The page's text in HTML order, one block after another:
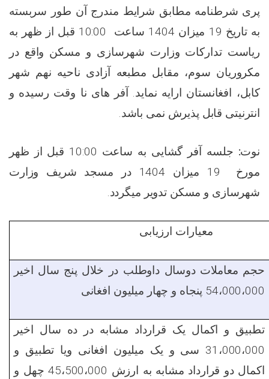
پری شرطنامه مطابق شرایط مندرج آن طور سربسته
به تاریخ 19 میزان 1404 ساعت 10:00 قبل از ظهر
به
ریاست تدارکات وزارت شهرسازی و مسکن واقع در
مکروریان سوم، مقابل مطبعه آزادی ناحیه نهم شهر
کابل، افغانستان ارایه نماید. آفر های نا وقت رسیده و
انترنیتی قابل پذیرش نمی باشد.
نوت: جلسه آفر گشایی به ساعت 10:00 قبل از ظهر
مورخ 19 میزان 1404 در
مسجد شریف وزارت
شهرسازی و مسکن تدویر میگردد.
معیارات ارزیابی
حجم معاملات دوسال داوطلب در خلال پنج سال اخیر
54،000،000 پنجاه و چهار میلیون افغانی
تطبیق و اکمال یک قرارداد مشابه در ده سال اخیر
31،000،000 سی و یک میلیون افغانی ویا تطبیق و
اکمال دو قرارداد مشابه به ارزش 45،500،000 چهل و